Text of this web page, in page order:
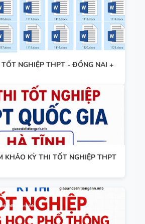
NGHIỆP THPT - ĐỒNG NAI +
KHẢO KỲ THI TỐT NGHIỆP THPT